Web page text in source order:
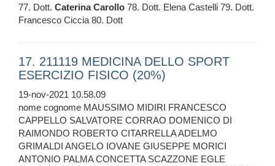
77. Dott. Caterina Carollo 78. Dott. Elena Castelli 79. Dott.
Francesco Ciccia 80. Dott
17. 211119 MEDICINA DELLO SPORT
ESERCIZIO FISICO (20%)
19-nov-2021 10.58.09
nome cognome MAUSSIMO MIDIRI FRANCESCO
CAPPELLO SALVATORE CORRAO DOMENICO DI
RAIMONDO ROBERTO CITARRELLA ADELMO
GRIMALDI ANGELO IOVANE GIUSEPPE MORICI
ANTONIO PALMA CONCETTA SCAZZONE EGLE